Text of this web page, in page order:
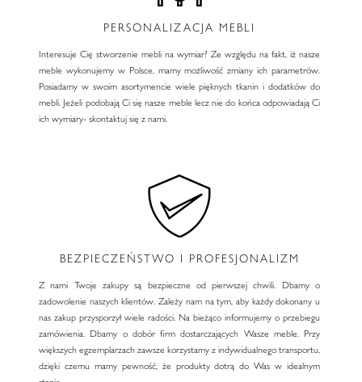
PERSONALIZACJA MEBLI
Interesuje Cię stworzenie mebli na wymiar? Ze względu na fakt, iż nasze
meble wykonujemy w Polsce, mamy możliwość zmiany ich parametrów.
Posiadamy w swoim asortymencie wiele pięknych tkanin i dodatków do
mebli. Jeżeli podobają Ci się nasze meble lecz nie do końca odpowiadają Ci
ich wymiary- skontaktuj się z nami.
BEZPIECZEŃSTWO I PROFESJONALIZM
Z nami Twoje zakupy są bezpieczne od pierwszej chwili. Dbamy o
zadowolenie naszych klientów. Zależy nam na tym, aby każdy dokonany u
nas zakup przysporzył wiele radości. Na bieżąco informujemy o przebiegu
zamówienia. Dbamy o dobór firm dostarczających Wasze meble. Przy
większych egzemplarzach zawsze korzystamy z indywidualnego transportu,
dzięki czemu mamy pewność, że produkty dotrą do Was w idealnym